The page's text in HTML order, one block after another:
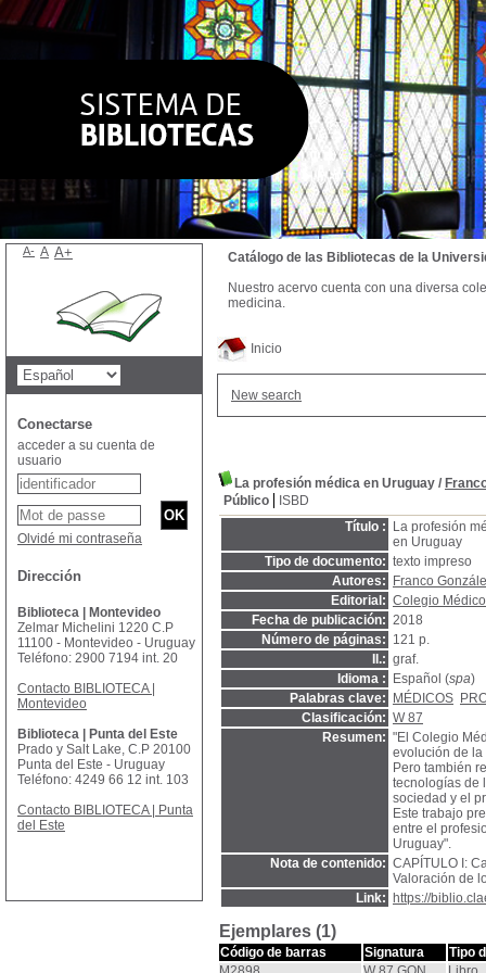
Inicio
New search
La profesión médica en Uruguay /
Público
ISBD
Título :
La profesión
en Uruguay
Tipo de documento: texto impreso
Autores:
Franco
Editorial: Colegio
Fecha de publicación: 2018
Número de páginas: 121 p.
Il.: graf.
Idioma :
Español (spa)
Palabras clave:
MÉDICOS
Clasificación: W 87
Resumen: "El Colegio
evolución de la
Pero también
tecnologías de
sociedad y el
Este trabajo
entre el
Uruguay".
Nota de contenido: CAPÍTULO I:
Valoración de
Link:
https://
Ejemplares (1)
Código de barras Signatura
Tipo
Catálogo de las Bibliotecas de la
Nuestro acervo cuenta con una diversa
medicina.
A- A A+
Conectarse
acceder a su cuenta de
usuario
Olvidé mi contraseña
Dirección
Biblioteca | Montevideo
Zelmar Michelini 1220 C.P
11100 - Montevideo - Uruguay
Teléfono: 2900 7194 int. 20
Contacto BIBLIOTECA |
Montevideo
Biblioteca | Punta del Este
Prado y Salt Lake, C.P 20100
Punta del Este - Uruguay
Teléfono: 4249 66 12 int. 103
Contacto BIBLIOTECA | Punta
del Este